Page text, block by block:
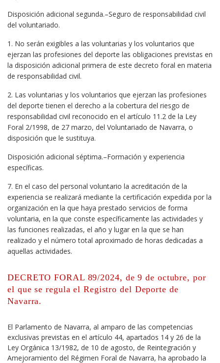
Disposición adicional segunda.–Seguro de responsabilidad civil
del voluntariado.
1. No serán exigibles a las voluntarias y los voluntarios que
ejerzan las profesiones del deporte las obligaciones previstas en
la disposición adicional primera de este decreto foral en materia
de responsabilidad civil.
2. Las voluntarias y los voluntarios que ejerzan las profesiones
del deporte tienen el derecho a la cobertura del riesgo de
responsabilidad civil reconocido en el artículo 11.2 de la Ley
Foral 2/1998, de 27 marzo, del Voluntariado de Navarra, o
disposición que le sustituya.
Disposición adicional séptima.–Formación y experiencia
específicas.
7. En el caso del personal voluntario la acreditación de la
experiencia se realizará mediante la certificación expedida por la
organización en la que haya prestado servicios de forma
voluntaria, en la que conste específicamente las actividades y
las funciones realizadas, el año y lugar en la que se han
realizado y el número total aproximado de horas dedicadas a
aquellas actividades.
DECRETO FORAL 89/2024, de 9 de octubre, por
el que se regula el Registro del Deporte de
Navarra.
El Parlamento de Navarra, al amparo de las competencias
exclusivas previstas en el artículo 44, apartados 14 y 26 de la
Ley Orgánica 13/1982, de 10 de agosto, de Reintegración y
Amejoramiento del Régimen Foral de Navarra, ha aprobado la